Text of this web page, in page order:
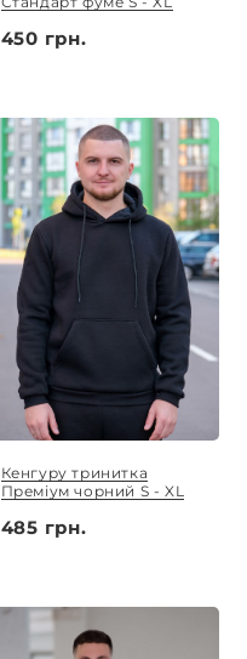
450 грн.
Кенгуру тринитка
Преміум чорний S - XL
485 грн.